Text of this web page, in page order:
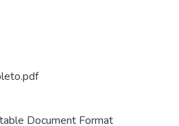
Document Format